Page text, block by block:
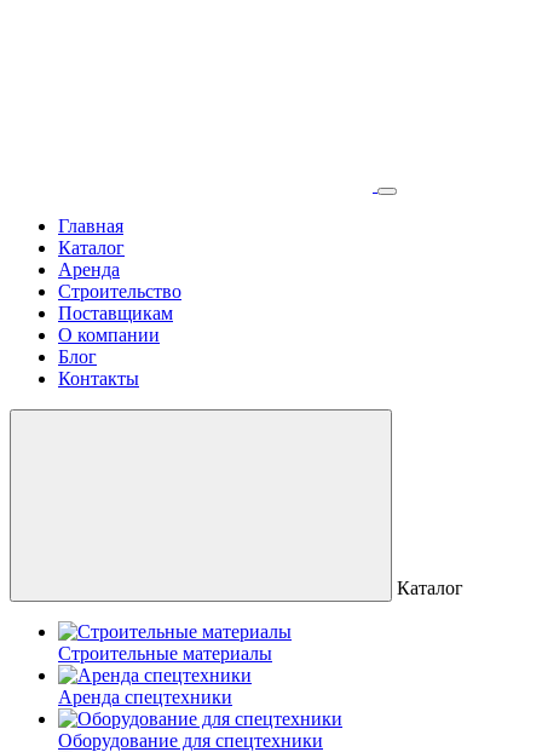
Главная
Каталог
Аренда
Строительство
Поставщикам
О компании
Блог
Контакты
Каталог
Строительные материалы
Аренда спецтехники
Оборудование для спецтехники